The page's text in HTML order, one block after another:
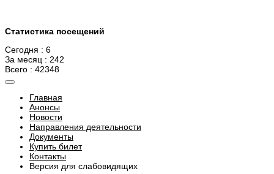
Статистика посещений
Сегодня : 6
За месяц : 242
Всего : 42348
Главная
Анонсы
Новости
Направления деятельности
Документы
Купить билет
Контакты
Версия для слабовидящих